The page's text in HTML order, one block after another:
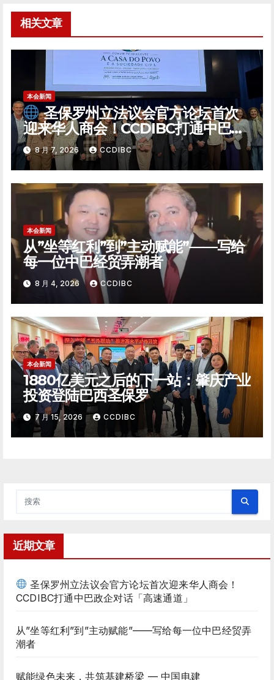
航相关文章
本会新闻
圣保罗州立法议会官方论坛首次
迎来华人商会！CCDIBC打通中巴政
企对话「高速通道」
8 月 7, 2026 CCDIBC
本会新闻
从”坐等红利”到”主动赋能”——写给
每一位中巴经贸弄潮者
8 月 4, 2026 CCDIBC
本会新闻
1880亿美元之后的下一站：肇庆产业
投资登陆巴西圣保罗
7 月 15, 2026 CCDIBC
近期文章
圣保罗州立法议会官方论坛首次迎来华人商会！
CCDIBC打通中巴政企对话「高速通道」
从”坐等红利”到”主动赋能”——写给每一位中巴经贸弄
潮者
赋能绿色未来，共筑基建桥梁 — 中国电建